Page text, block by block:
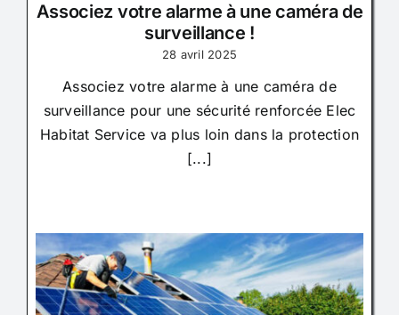
Associez votre alarme à une caméra de
surveillance !
28 avril 2025
Associez votre alarme à une caméra de
surveillance pour une sécurité renforcée Elec
Habitat Service va plus loin dans la protection
[...]